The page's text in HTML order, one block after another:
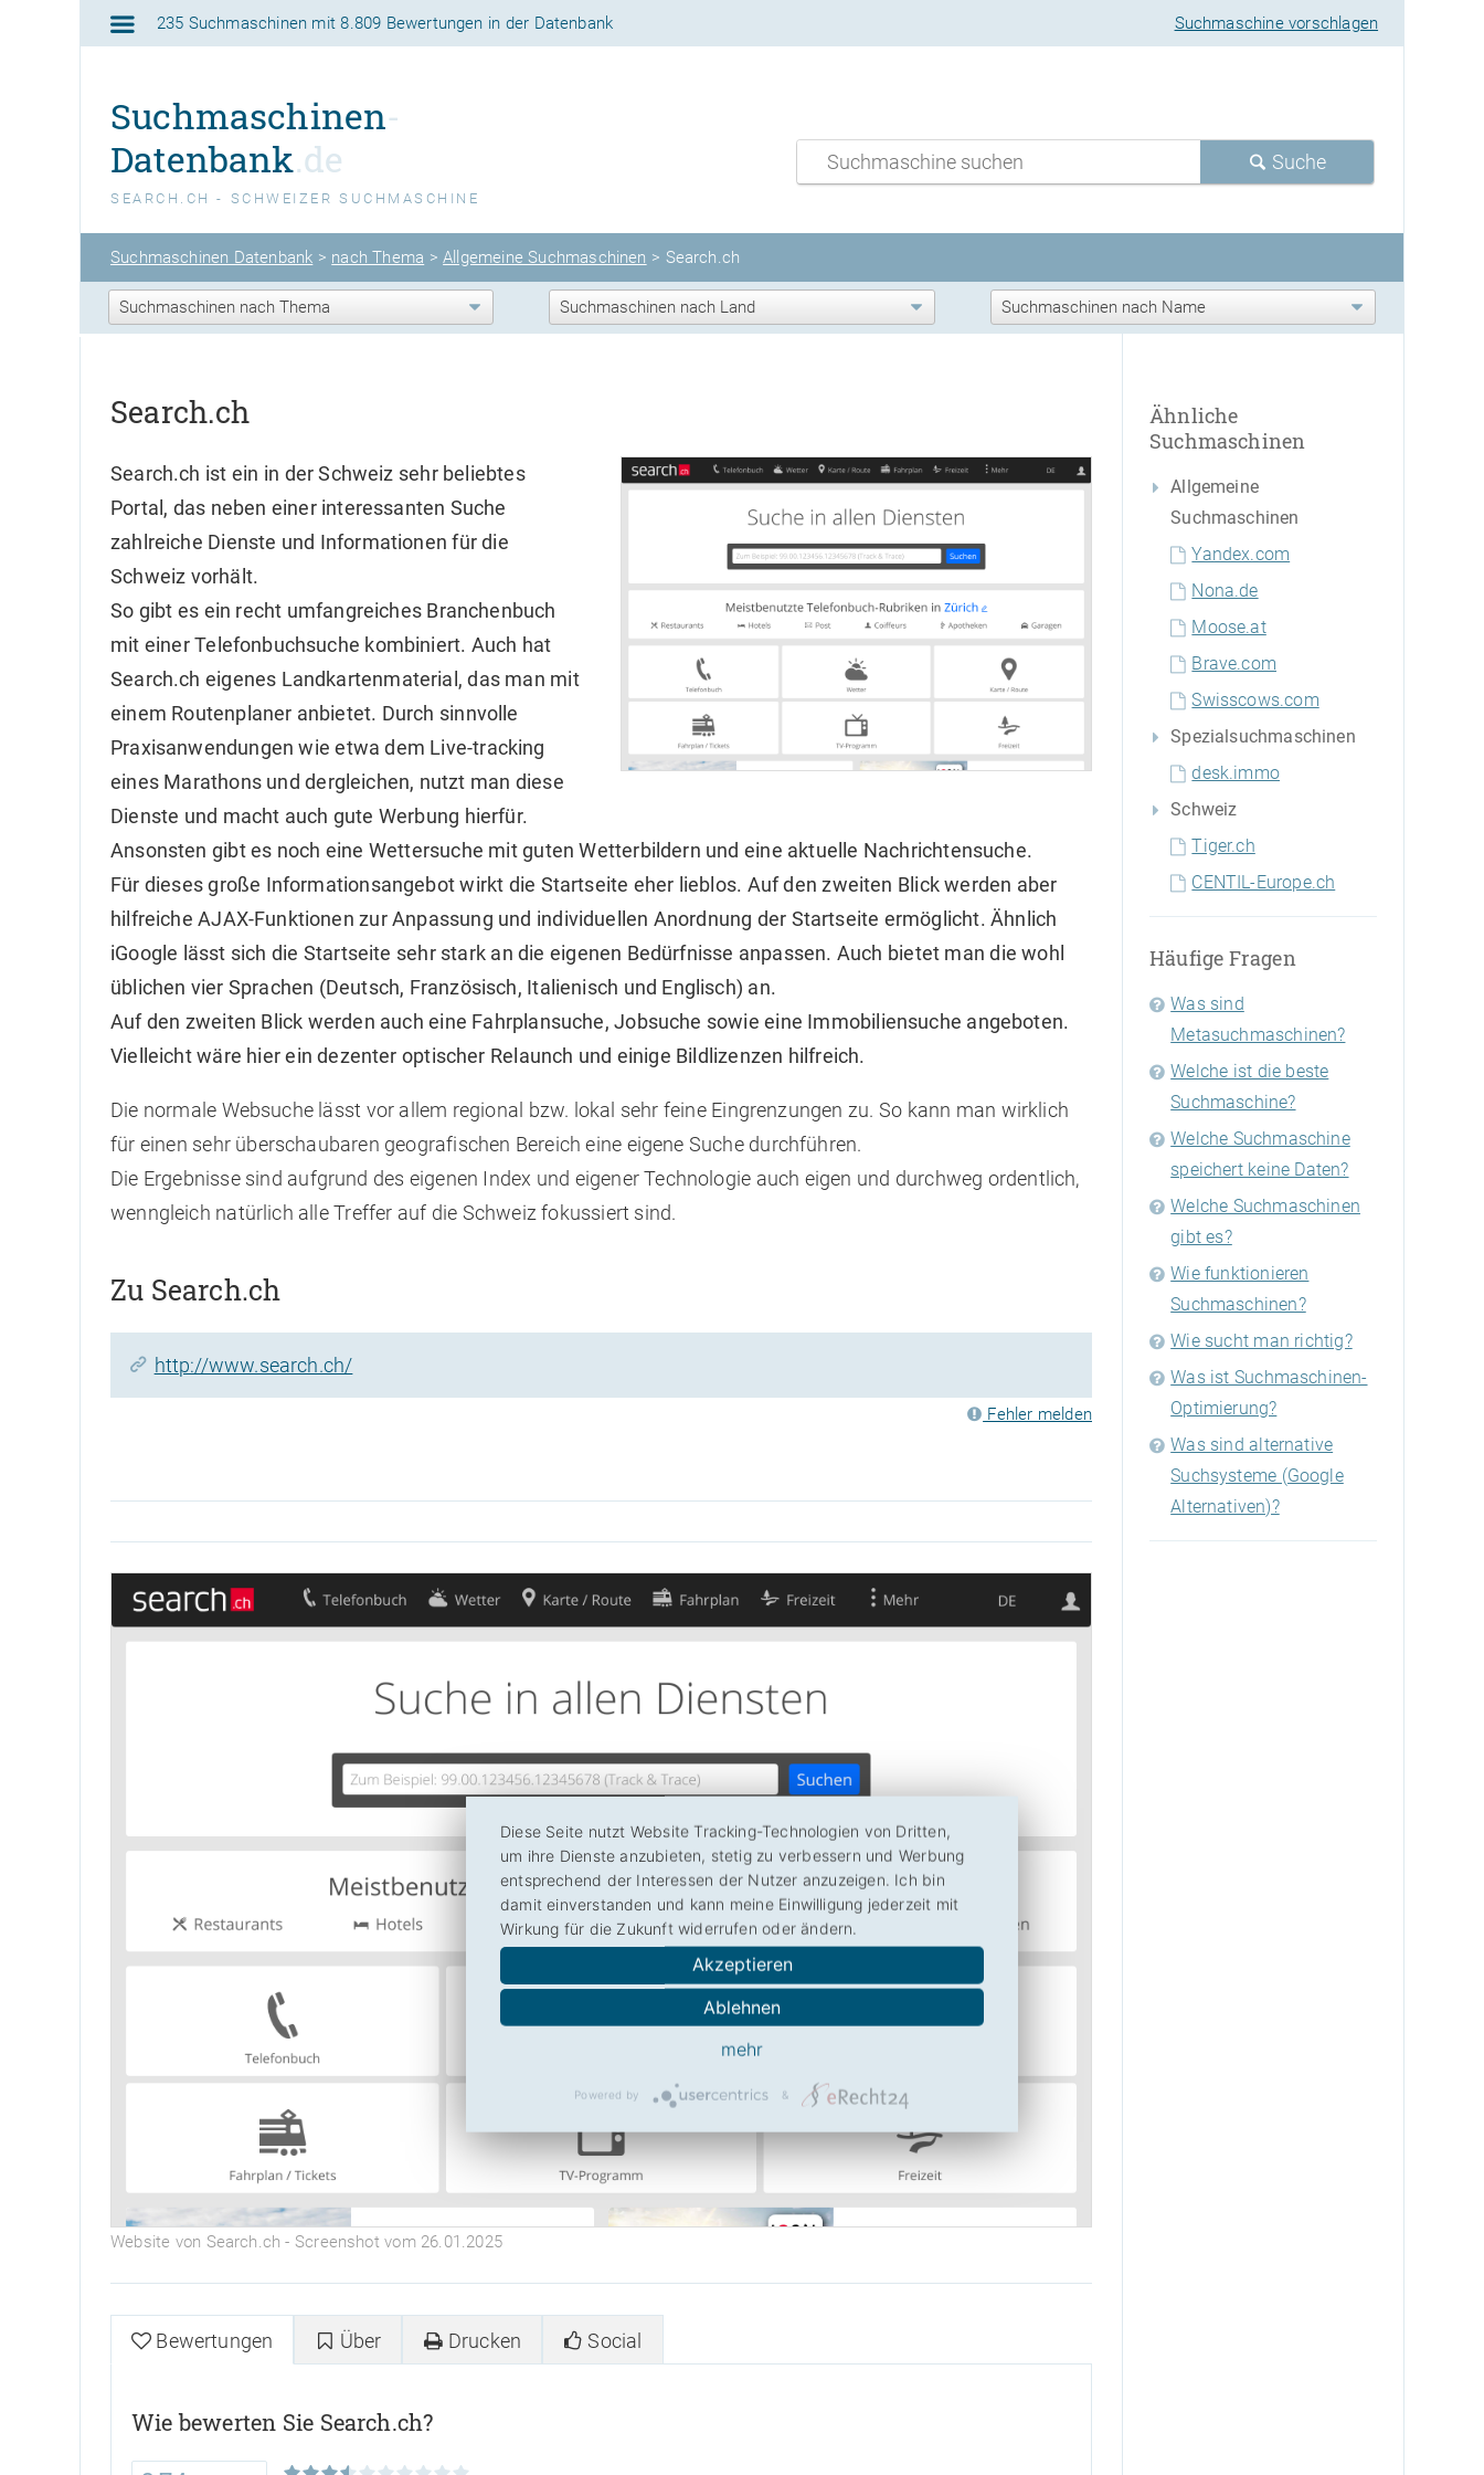
235 Suchmaschinen mit8.809 Bewertungen in der Datenbank Suchmaschine vorschlagen
Suchmaschinen-
Datenbank.de
SEARCH.CH - SCHWEIZER SUCHMASCHINE
Suche
Suchmaschinen Datenbank > nach Thema >Allgemeine Suchmaschinen > Search.ch
Search.ch
Search.ch ist ein in der Schweiz sehr beliebtes
Portal, das neben einer interessanten Suche
zahlreiche Dienste und Informationen für die
Schweiz vorhält.
So gibt es ein recht umfangreiches Branchenbuch
mit einer Telefonbuchsuche kombiniert. Auch hat
Search.ch eigenes Landkartenmaterial, das man mit
einem Routenplaner anbietet. Durch sinnvolle
Praxisanwendungen wie etwa dem Live-tracking
eines Marathons und dergleichen, nutzt man diese
Dienste und macht auch gute Werbung hierfür.
Ansonsten gibt es noch eine Wettersuche mit guten Wetterbildern und eine aktuelle Nachrichtensuche.
Für dieses große Informationsangebot wirkt die Startseite eher lieblos. Auf den zweiten Blick werden aber
hilfreiche AJAX-Funktionen zur Anpassung und individuellen Anordnung der Startseite ermöglicht. Ähnlich
iGoogle lässt sich die Startseite sehr stark an die eigenen Bedürfnisse anpassen. Auch bietet man die wohl
üblichen vier Sprachen (Deutsch, Französisch, Italienisch und Englisch) an.
Auf den zweiten Blick werden auch eine Fahrplansuche, Jobsuche sowie eine Immobiliensuche angeboten.
Vielleicht wäre hier ein dezenter optischer Relaunch und einige Bildlizenzen hilfreich.
Die normale Websuche lässt vor allem regional bzw. lokal sehr feine Eingrenzungen zu. So kann man wirklich
für einen sehr überschaubaren geografischen Bereich eine eigene Suche durchführen.
Die Ergebnisse sind aufgrund des eigenen Index und eigener Technologie auch eigen und durchweg ordentlich,
wenngleich natürlich alle Treffer auf die Schweiz fokussiert sind.
Zu Search.ch
http://www.search.ch/
Fehler melden
Website von Search.ch - Screenshot vom 26.01.2025
Bewertungen
Wie bewerten Sie Search.ch?
Über Drucken Social
Ähnliche
Suchmaschinen
Allgemeine
Suchmaschinen
Yandex.com
Nona.de
Moose.at
Brave.com
Swisscows.com
Spezialsuchmaschinen
desk.immo
Schweiz
Tiger.ch
CENTIL-Europe.ch
Häufige Fragen
Was sind
Metasuchmaschinen?
Welche ist die beste
Suchmaschine?
Welche Suchmaschine
speichert keine Daten?
Welche Suchmaschinen
gibt es?
Wie funktionieren
Suchmaschinen?
Wie sucht man richtig?
Was ist Suchmaschinen-
Optimierung?
Was sind alternative
Suchsysteme (Google
Alternativen)?
Diese Seite nutzt Website Tracking-Technologien von Dritten,
um ihre Dienste anzubieten, stetig zu verbessern und Werbung
entsprechend der Interessen der Nutzer anzuzeigen. Ich bin
damit einverstanden und kann meine Einwilligung jederzeit mit
Wirkung für die Zukunft widerrufen oder ändern.
Akzeptieren
Ablehnen
mehr
Powered by &